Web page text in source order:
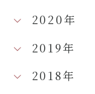
2020年
2019年
2018年